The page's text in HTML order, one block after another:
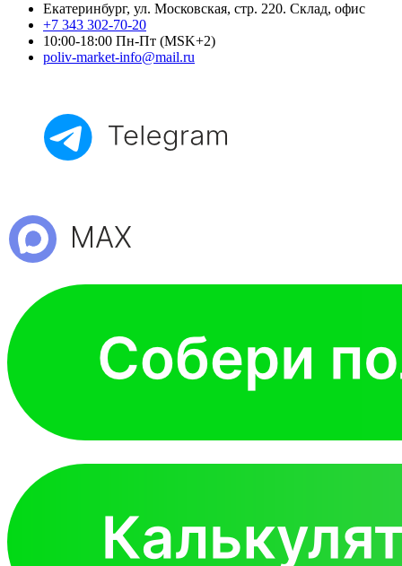
Екатеринбург, ул. Московская, стр. 220. Склад, офис
+7 343 302-70-20
10:00-18:00 Пн-Пт (MSK+2)
poliv-market-info@mail.ru